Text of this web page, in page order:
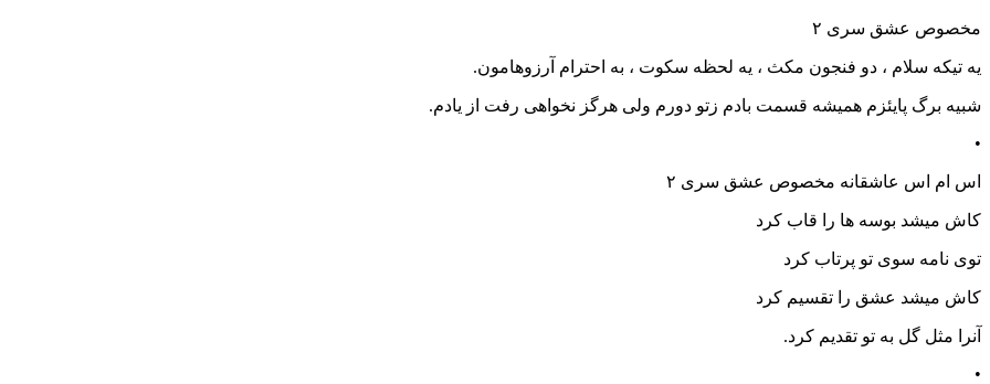
مخصوص عشق سری ۲
یه تیکه سلام ، دو فنجون مکث ، یه لحظه سکوت ، به احترام آرزوهامون.
شبیه برگ پایئزم همیشه قسمت بادم زتو دورم ولی هرگز نخواهی رفت از یادم.
•
اس ام اس عاشقانه مخصوص عشق سری ۲
کاش میشد بوسه ها را قاب کرد
توی نامه سوی تو پرتاب کرد
کاش میشد عشق را تقسیم کرد
آنرا مثل گل به تو تقدیم کرد.
•